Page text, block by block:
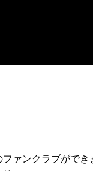
ファンクラブができ